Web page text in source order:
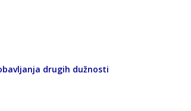
drugih dužnosti